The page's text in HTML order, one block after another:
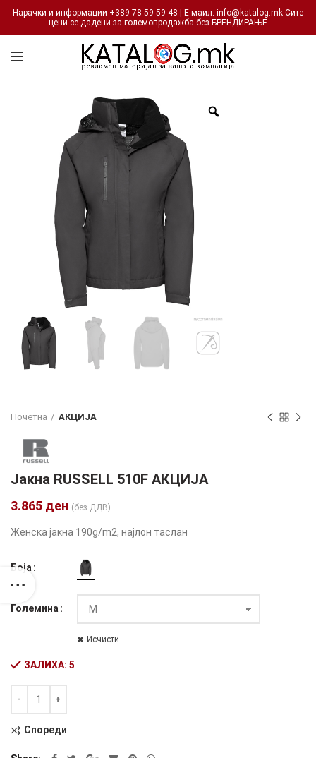
Нарачки и информации +389 78 59 59 48 | Е-маил: info@katalog.mk Сите
цени се дадени за големопродажба без БРЕНДИРАЊЕ
Почетна АКЦИЈА
Јакна RUSSELL 510F АКЦИЈА
3.865 ден (без ДДВ)
Женска јакна 190g/m2, најлон таслан
Боја
Големина
Исчисти
ЗАЛИХА: 5
Alternative:
Спореди